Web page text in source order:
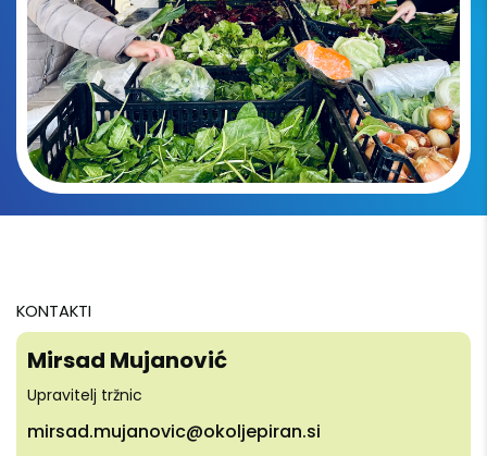
KONTAKTI
Mirsad Mujanović
Upravitelj tržnic
mirsad.mujanovic@okoljepiran.si